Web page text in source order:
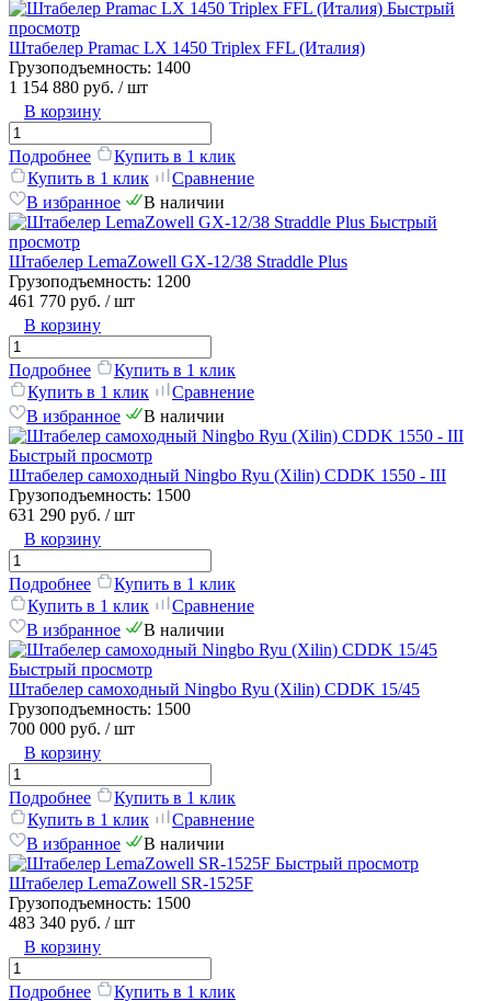
Быстрый
просмотр
Штабелер Pramac LX 1450 Triplex FFL (Италия)
Грузоподъемность: 1400
1 154 880 руб. / шт
В корзину
Подробнее
Купить в 1 клик
Купить в 1 клик
Сравнение
В избранное
В наличии
Быстрый
просмотр
Штабелер LemaZowell GX-12/38 Straddle Plus
Грузоподъемность: 1200
461 770 руб. / шт
В корзину
Подробнее
Купить в 1 клик
Купить в 1 клик
Сравнение
В избранное
В наличии
Быстрый просмотр
Штабелер самоходный Ningbo Ryu (Xilin) CDDK 1550 - III
Грузоподъемность: 1500
631 290 руб. / шт
В корзину
Подробнее
Купить в 1 клик
Купить в 1 клик
Сравнение
В избранное
В наличии
Быстрый просмотр
Штабелер самоходный Ningbo Ryu (Xilin) CDDK 15/45
Грузоподъемность: 1500
700 000 руб. / шт
В корзину
Подробнее
Купить в 1 клик
Купить в 1 клик
Сравнение
В избранное
В наличии
Быстрый просмотр
Штабелер LemaZowell SR-1525F
Грузоподъемность: 1500
483 340 руб. / шт
В корзину
Подробнее
Купить в 1 клик